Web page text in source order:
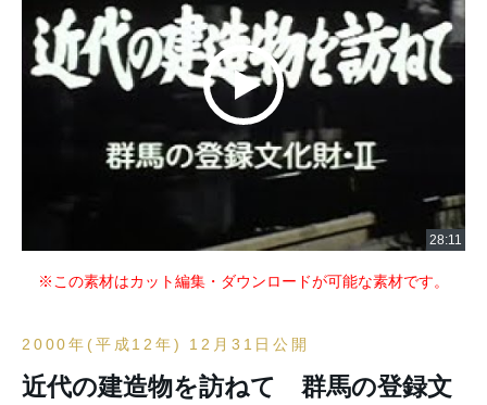
※この素材はカット編集・ダウンロードが可能な素材です。
2000年(平成12年) 12月31日公開
近代の建造物を訪ねて 群馬の登録文